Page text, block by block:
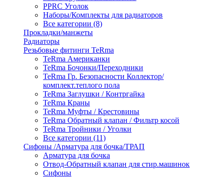
PPRC Уголок
Наборы/Комплекты для радиаторов
Все категории (8)
Прокладки/манжеты
Радиаторы
Резьбовые фитинги TeRma
TeRma Американки
TeRma Бочонки/Переходники
TeRma Гр. Безопасности Коллектор/
комплект.теплого пола
TeRma Заглушки / Контргайка
TeRma Краны
TeRma Муфты / Крестовины
TeRma Обратный клапан / Фильтр косой
TeRma Тройники / Уголки
Все категории (11)
Сифоны /Арматура для бочка/ТРАП
Арматура для бочка
Отвод-Обратный клапан для стир.машинок
Сифоны